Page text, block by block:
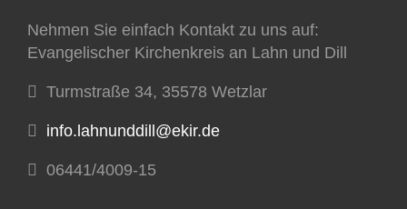
Nehmen Sie einfach Kontakt zu uns auf:
Evangelischer Kirchenkreis an Lahn und Dill
Turmstraße 34, 35578 Wetzlar
info.lahnunddill@ekir.de
06441/4009-15